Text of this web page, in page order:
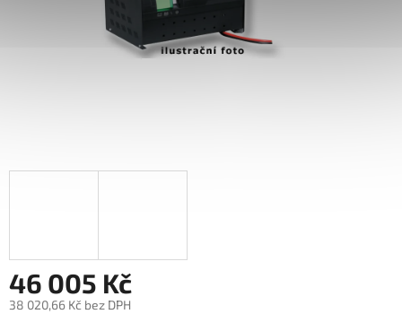
46 005 Kč
38 020,66 Kč bez DPH